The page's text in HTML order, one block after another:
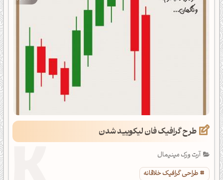
طرح گرافیک فان لیکویید شدن
آرت ورک مینیمال
طراحی گرافیک خلاقانه